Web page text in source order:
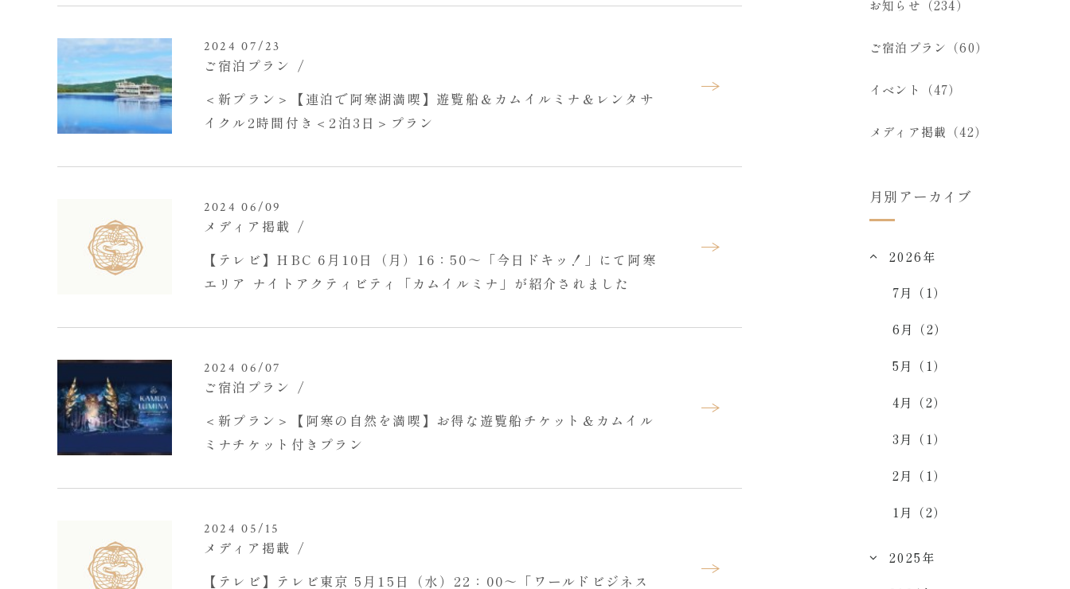
2024 07/23
ご宿泊プラン
＜新プラン＞【連泊で阿寒湖満喫】遊覧船＆カムイルミナ＆レンタサ
イクル2時間付き＜2泊3日＞プラン
2024 06/09
メディア掲載
【テレビ】HBC 6月10日（月）16：50～「今日ドキッ！」にて阿寒
エリア ナイトアクティビティ「カムイルミナ」が紹介されました
2024 06/07
ご宿泊プラン
＜新プラン＞【阿寒の自然を満喫】お得な遊覧船チケット＆カムイル
ミナチケット付きプラン
2024 05/15
メディア掲載
【テレビ】テレビ東京 5月15日（水）22：00～「ワールドビジネス
お知らせ（234）
ご宿泊プラン（60）
イベント（47）
メディア掲載（42）
月別アーカイブ
2026年
7月（1）
6月（2）
5月（1）
4月（2）
3月（1）
2月（1）
1月（2）
2025年